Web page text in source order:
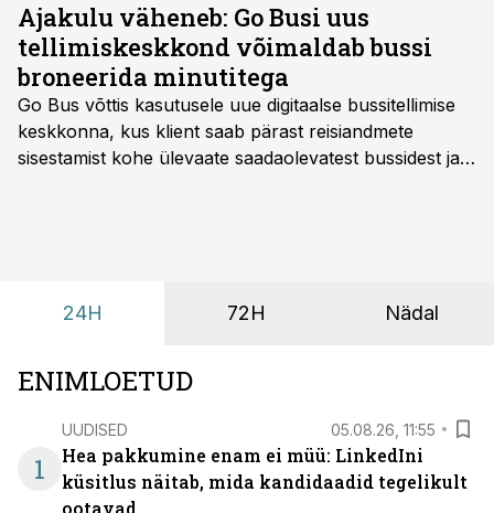
Ajakulu väheneb: Go Busi uus
tellimiskeskkond võimaldab bussi
broneerida minutitega
Go Bus võttis kasutusele uue digitaalse bussitellimise
keskkonna, kus klient saab pärast reisiandmete
sisestamist kohe ülevaate saadaolevatest bussidest ja
24H 72H Nädal
ENIMLOETUD
1
UUDISED 05.08.26, 11:55
Hea pakkumine enam ei müü: LinkedIni
küsitlus näitab, mida kandidaadid tegelikult
ootavad